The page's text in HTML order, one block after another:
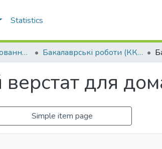
Statistics
Кафедра конструювання машин (ККМ) Бакалаврські роботи (ККМ)
для
Simple item page